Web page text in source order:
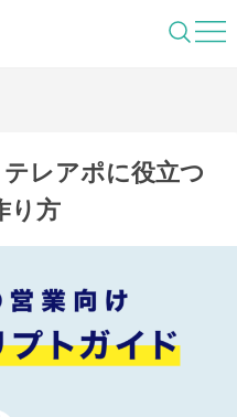
先を照らすメディ
レアポに役立つ
り方